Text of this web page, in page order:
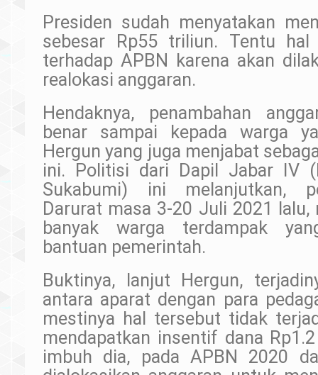
Presiden sudah menyatakan
sebesar Rp55 triliun. Tentu hal
terhadap APBN karena akan
realokasi anggaran.
Hendaknya, penambahan
benar sampai kepada warga
Hergun yang juga menjabat
ini. Politisi dari Dapil Jabar IV
Sukabumi) ini melanjutkan,
Darurat masa 3-20 Juli 2021
banyak warga terdampak
bantuan pemerintah.
Buktinya, lanjut Hergun,
antara aparat dengan para
mestinya hal tersebut tidak
mendapatkan insentif dana
imbuh dia, pada APBN 2020